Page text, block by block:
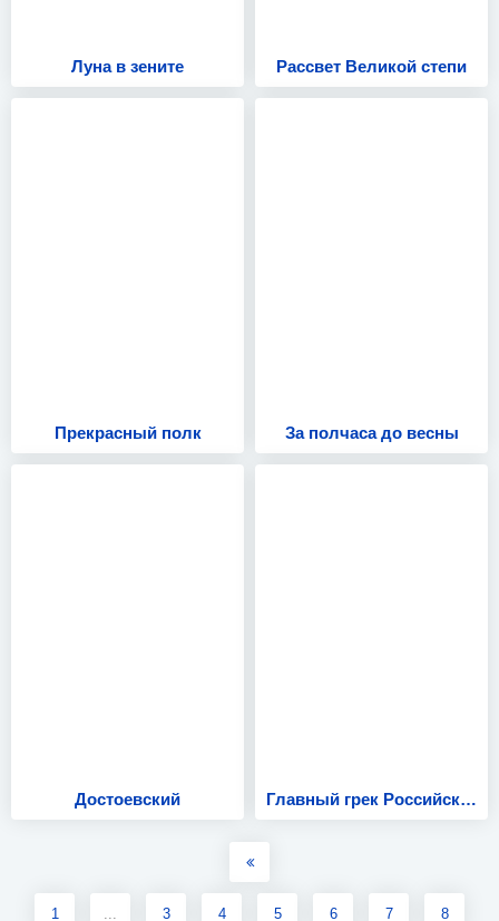
Луна в зените Рассвет Великой степи
Прекрасный полк За полчаса до весны
Достоевский Главный грек Российской империи
1 ... 3 4 5 6 7 8